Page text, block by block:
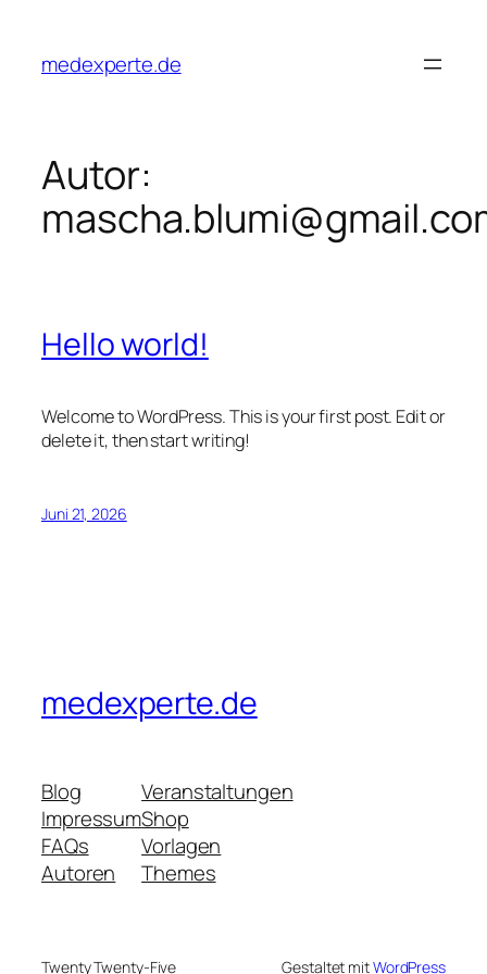
springen
medexperte.de
Autor:
Hello world!
Welcome to WordPress. This is your first post. Edit or
delete it, then start writing!
Juni 21, 2026
medexperte.de
Blog
Impressum
FAQs
Autoren
Veranstaltungen
Shop
Vorlagen
Themes
Twenty Twenty-Five Gestaltet mitWordPress